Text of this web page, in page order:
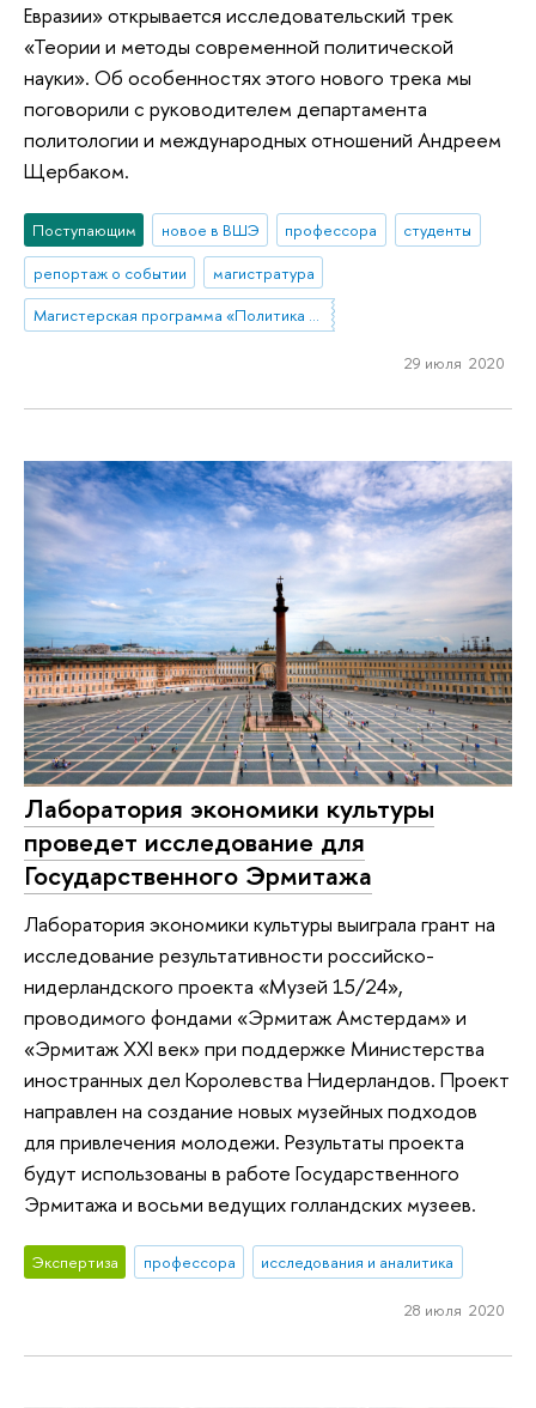
Евразии» открывается исследовательский трек
«Теории и методы современной политической
науки». Об особенностях этого нового трека мы
поговорили с руководителем департамента
политологии и международных отношений Андреем
Щербаком.
Поступающим новое в ВШЭ профессора
студенты
репортаж о событии
магистратура
Магистерская программа «Политика и глобальное управление в Евразии»
29 июля 2020
Лаборатория экономики культуры
проведет исследование для
Государственного Эрмитажа
Лаборатория экономики культуры выиграла грант на
исследование результативности российско-
нидерландского проекта «Музей 15/24»,
проводимого фондами «Эрмитаж Амстердам» и
«Эрмитаж XXI век» при поддержке Министерства
иностранных дел Королевства Нидерландов. Проект
направлен на создание новых музейных подходов
для привлечения молодежи. Результаты проекта
будут использованы в работе Государственного
Эрмитажа и восьми ведущих голландских музеев.
Экспертиза профессора исследования и аналитика
28 июля 2020